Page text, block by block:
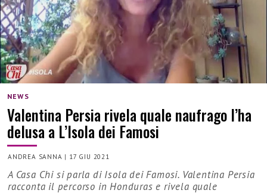
NEWS
Valentina Persia rivela quale naufrago l’ha
delusa a L’Isola dei Famosi
ANDREA SANNA | 17 GIU 2021
A Casa Chi si parla di Isola dei Famosi. Valentina Persia
racconta il percorso in Honduras e rivela quale